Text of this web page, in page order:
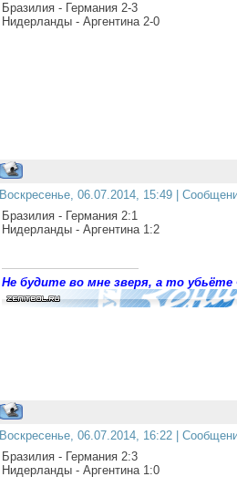
Бразилия - Германия 2-3
Нидерланды - Аргентина 2-0
Воскресенье, 06.07.2014, 15:49 |
Бразилия - Германия 2:1
Нидерланды - Аргентина 1:2
Не будите во мне зверя, а то убьёте
Воскресенье, 06.07.2014, 16:22 |
Бразилия - Германия 2:3
Нидерланды - Аргентина 1:0